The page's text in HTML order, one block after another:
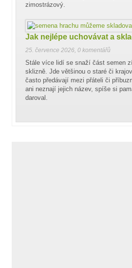
zimostrázový.
Jak nejlépe uchovávat a
25. července 2026 0 komentářů
Stále více lidí se snaží část semen
sklizně. Jde většinou o staré či
často předávají mezi přáteli či
ani neznají jejich název, spíše si
daroval.